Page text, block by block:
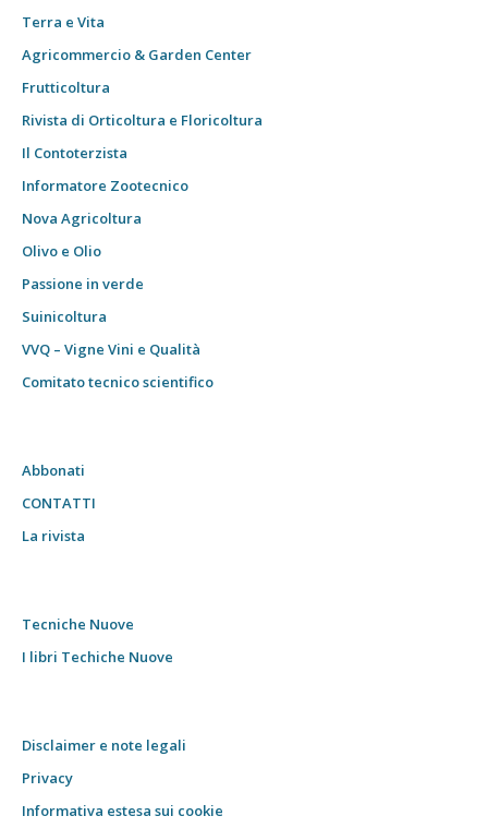
Terra e Vita
Agricommercio & Garden Center
Frutticoltura
Rivista di Orticoltura e Floricoltura
Il Contoterzista
Informatore Zootecnico
Nova Agricoltura
Olivo e Olio
Passione in verde
Suinicoltura
VVQ – Vigne Vini e Qualità
Comitato tecnico scientifico
Abbonati
CONTATTI
La rivista
Tecniche Nuove
I libri Techiche Nuove
Disclaimer e note legali
Privacy
Informativa estesa sui cookie